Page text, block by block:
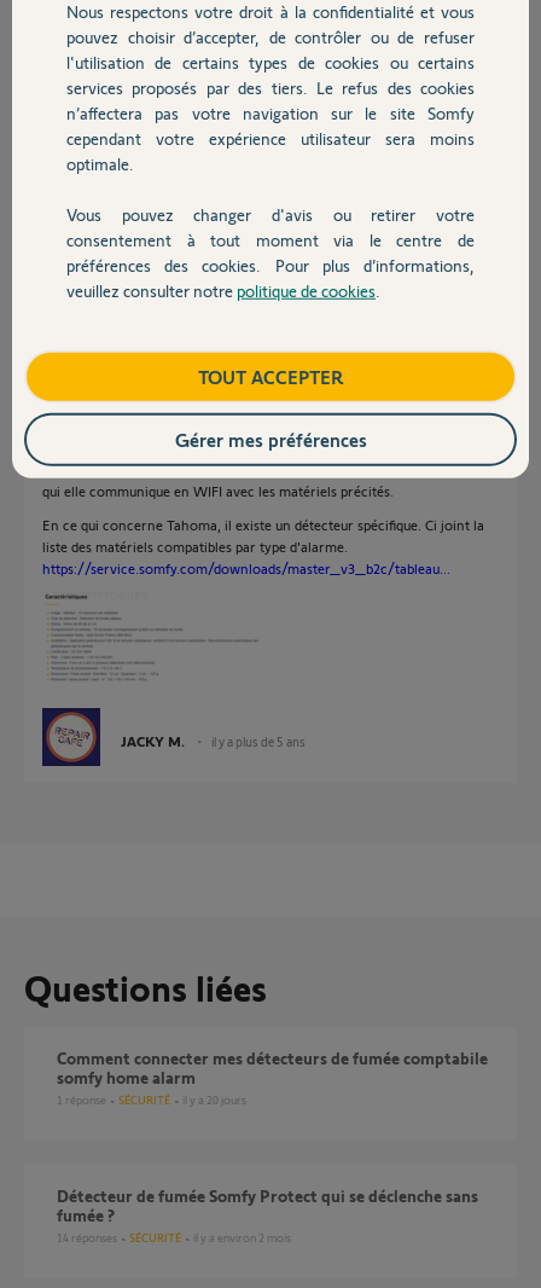
Chauffage
Autres produits
Devis avec un pro
Contact
condamné à acheter chez Somfy l'un des systèmes de protection cité
ci-dessus.
3) Toujours pour pouvoir le gérer à distance, existe-t-il une autre
solution ?
Merci,
Anonyme
Participer au fil de discussion
Bonjour Franck
868Mhz donc la fréquence des accessoires Home Alarm / One /One+.
Il ne peut donc pas communiquer seul avec l'application Somfy protect
qui elle communique en WIFI avec les matériels précités.
En ce qui concerne Tahoma, il existe un détecteur spécifique. Ci joint la
liste des matériels compatibles par type d'alarme.
https://service.somfy.com/downloads/master_v3_b2c/tableau...
JACKY M. il y a plus de 5 ans
Questions liées
comment connecter mes détecteurs de fumée comptabile
somfy home alarm
1 réponse SÉCURITÉ il y a 20 jours
Détecteur de fumée Somfy Protect qui se déclenche sans
fumée ?
14 réponses SÉCURITÉ il y a environ 2 mois
Nous respectons votre droit à la confidentialité et vous
pouvez choisir d’accepter, de contrôler ou de refuser
l'utilisation de certains types de cookies ou certains
services proposés par des tiers. Le refus des cookies
n’affectera pas votre navigation sur le site Somfy
cependant votre expérience utilisateur sera moins
optimale.
Vous pouvez changer d'avis ou retirer votre
consentement à tout moment via le centre de
préférences des cookies. Pour plus d’informations,
veuillez consulter notre politique de cookies
TOUT ACCEPTER
Gérer mes préférences